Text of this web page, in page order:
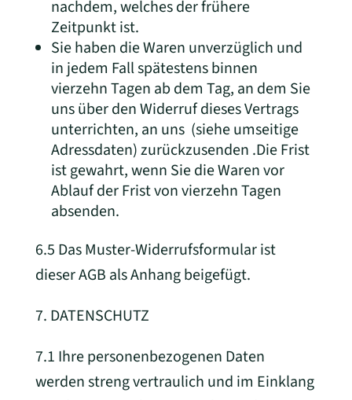
nachdem, welches der frühere
Zeitpunkt ist.
Sie haben die Waren unverzüglich und
in jedem Fall spätestens binnen
vierzehn Tagen ab dem Tag, an dem Sie
uns über den Widerruf dieses Vertrags
unterrichten, an uns (siehe umseitige
Adressdaten) zurückzusenden .Die Frist
ist gewahrt, wenn Sie die Waren vor
Ablauf der Frist von vierzehn Tagen
absenden.
6.5 Das Muster-Widerrufsformular ist
dieser AGB als Anhang beigefügt.
7. DATENSCHUTZ
7.1 Ihre personenbezogenen Daten
werden streng vertraulich und im Einklang